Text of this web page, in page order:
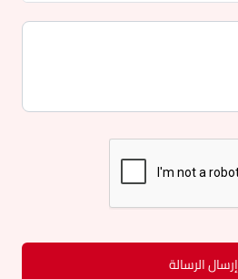
إرسال الرسالة